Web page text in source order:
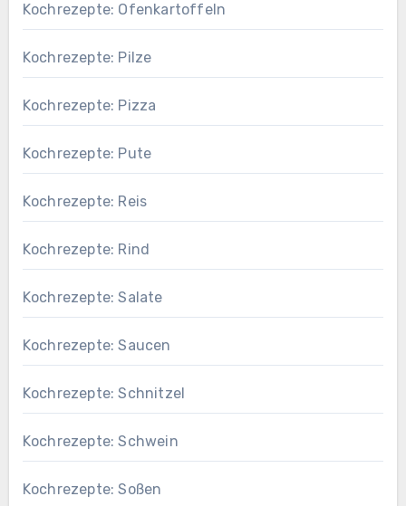
Kochrezepte: Ofenkartoffeln
Kochrezepte: Pilze
Kochrezepte: Pizza
Kochrezepte: Pute
Kochrezepte: Reis
Kochrezepte: Rind
Kochrezepte: Salate
Kochrezepte: Saucen
Kochrezepte: Schnitzel
Kochrezepte: Schwein
Kochrezepte: Soßen